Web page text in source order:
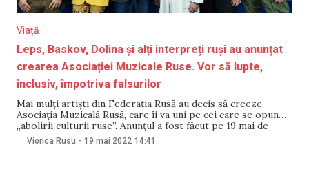
Viață
Leps, Baskov, Dolina și alți interpreți ruși au anunțat
crearea Asociației Muzicale Ruse. Vor să lupte,
inclusiv, împotriva falsurilor
Mai mulți artiști din Federația Rusă au decis să creeze
Asociația Muzicală Rusă, care îi va uni pe cei care se opun
„abolirii culturii ruse”. Anunțul a fost făcut pe 19 mai de
artistul poporului al Rusiei Nikolai Baskov, în cadrul unei
Viorica Rusu - 19 mai 2022 14:41